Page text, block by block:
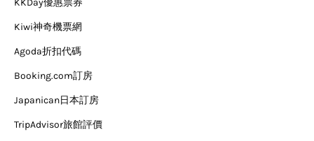
KKDay優惠票券
Kiwi神奇機票網
Agoda折扣代碼
Booking.com訂房
Japanican日本訂房
TripAdvisor旅館評價